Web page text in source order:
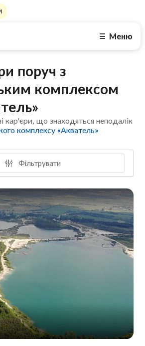
☰ Меню
поруч з
комплексом
кар'єри, що знаходяться неподалік
комплексу «Акватель»
Фільтрувати